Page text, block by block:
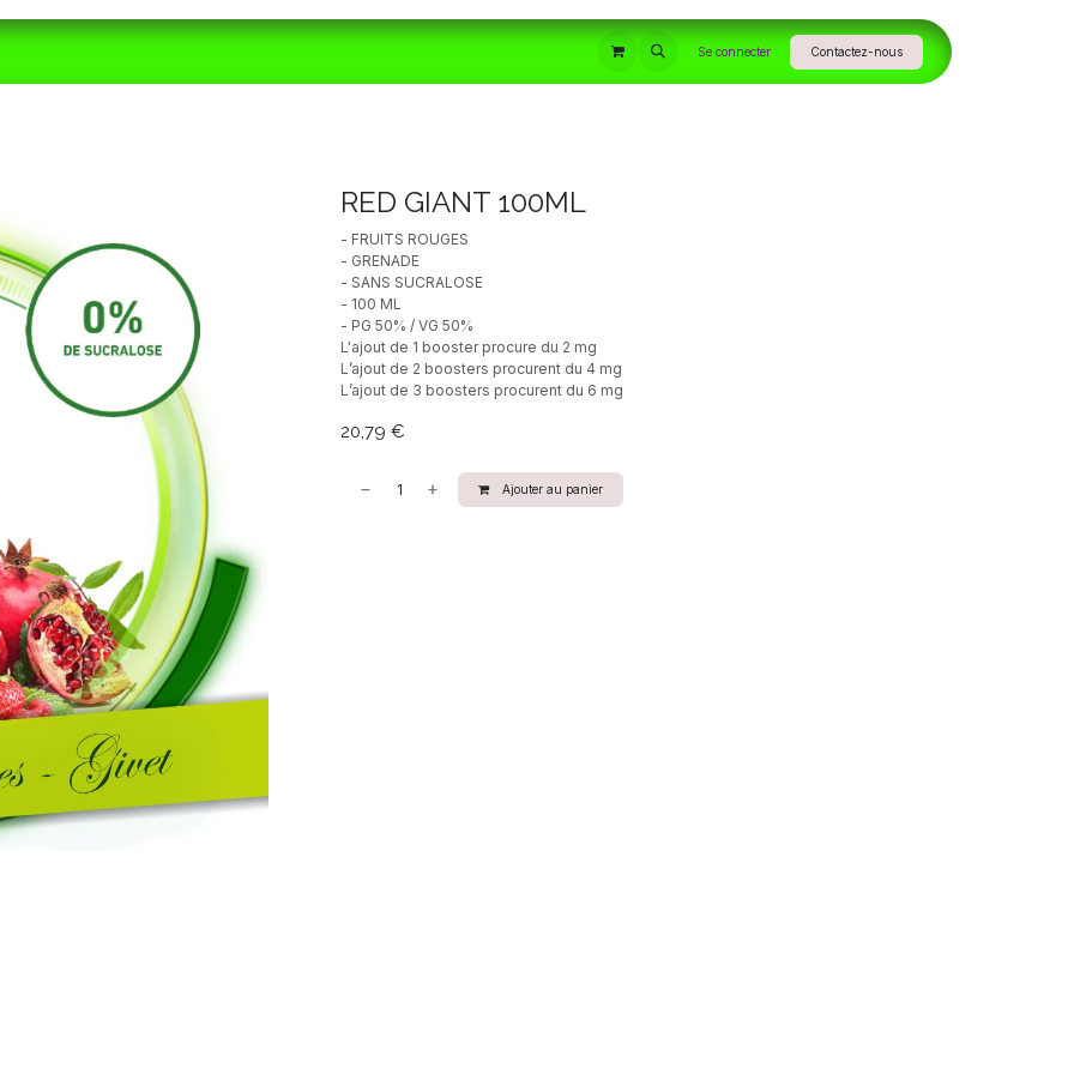
INFORMATIONS Se connecter Contactez-nous
RED GIANT 100ML
- FRUITS ROUGES
- GRENADE
- SANS SUCRALOSE
- 100 ML
- PG 50% / VG 50%
L'ajout de 1 booster procure du 2 mg
L’ajout de 2 boosters procurent du 4 mg
L’ajout de 3 boosters procurent du 6 mg
20,79 €
Ajouter au panier